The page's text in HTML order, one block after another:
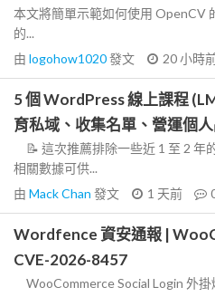
本文將簡單示範如何使用 OpenCV
的...
由 logohow1020發文 20 小時
5 個 WordPress 線上課程
育私域、收集名單、營運個
📝 這次推薦排除一些近 1 至 2 年
相關數據可供...
由 Mack Chan 發文 1 天前
Wordfence 資安通報 |
CVE-2026-8457
WooCommerce Social Login 外